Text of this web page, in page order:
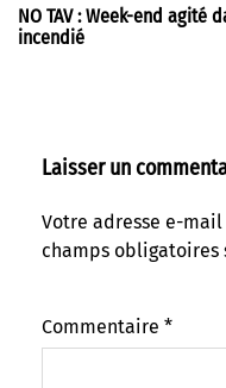
NO TAV : Week-end agité
incendié
Laisser un
Votre adresse e-
champs obligatoires
Commentaire *